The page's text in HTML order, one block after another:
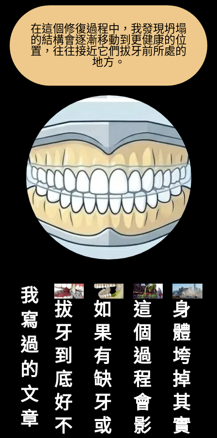
在這個修復過程中，我發現坍塌
的結構會逐漸移動到更健康的位
置，往往接近它們拔牙前所處的
地方。
我
寫
過
的
文
章
拔
牙
到
底
好
不
如
果
有
缺
牙
或
這
個
過
程
會
影
身
體
垮
掉
其
實